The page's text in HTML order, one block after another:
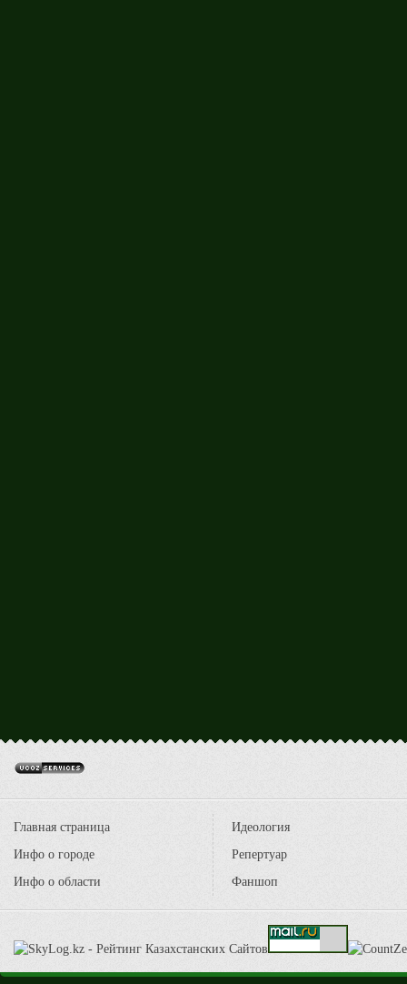
Главная страница
Инфо о городе
Инфо о области
Идеология
Репертуар
Фаншоп